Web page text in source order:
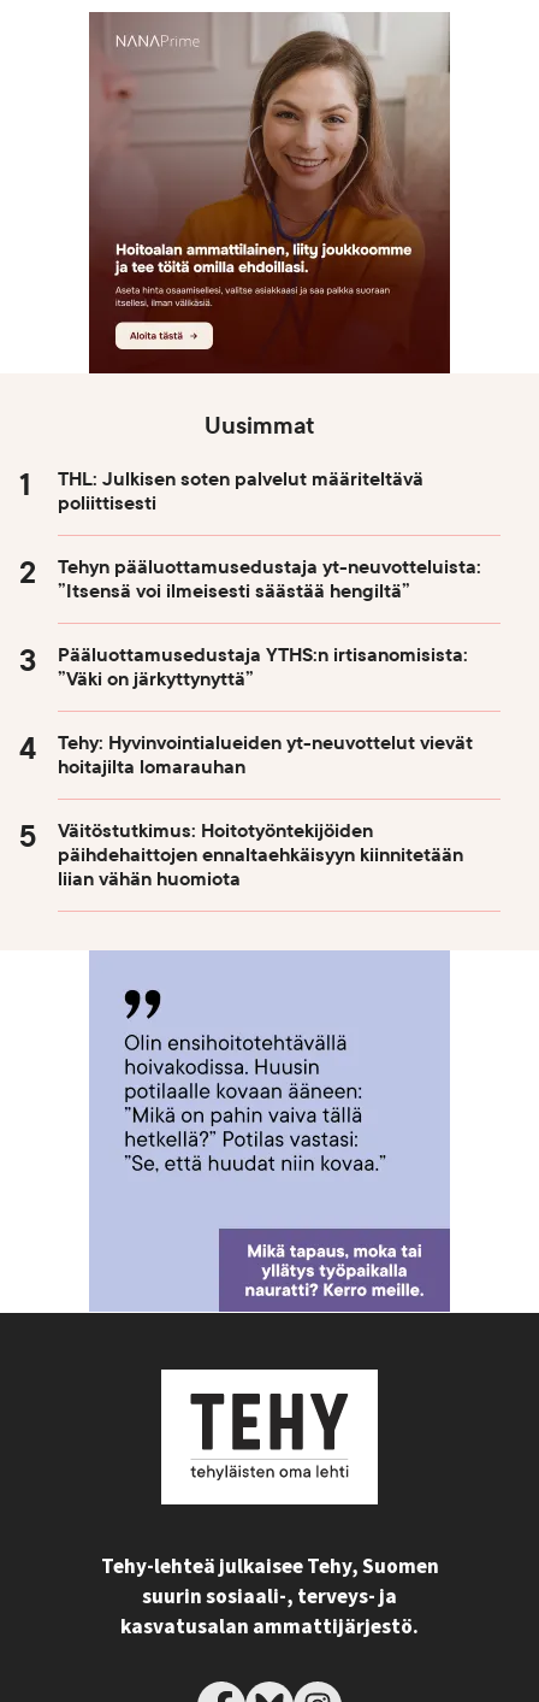
Uusimmat
THL: Julkisen soten palvelut määriteltävä
poliittisesti
Tehyn pääluottamusedustaja yt-neuvotteluista:
”Itsensä voi ilmeisesti säästää hengiltä”
Pääluottamusedustaja YTHS:n irtisanomisista:
”Väki on järkyttynyttä”
Tehy: Hyvinvointialueiden yt-neuvottelut vievät
hoitajilta lomarauhan
Väitöstutkimus: Hoitotyöntekijöiden
päihdehaittojen ennaltaehkäisyyn kiinnitetään
liian vähän huomiota
Tehy-lehteä julkaisee Tehy, Suomen
suurin sosiaali-, terveys- ja
kasvatusalan ammattijärjestö.